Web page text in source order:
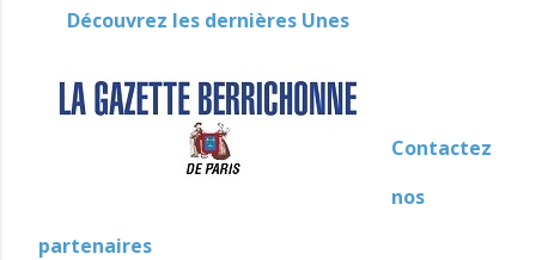
Découvrez les dernières Unes
Contactez
nos
partenaires